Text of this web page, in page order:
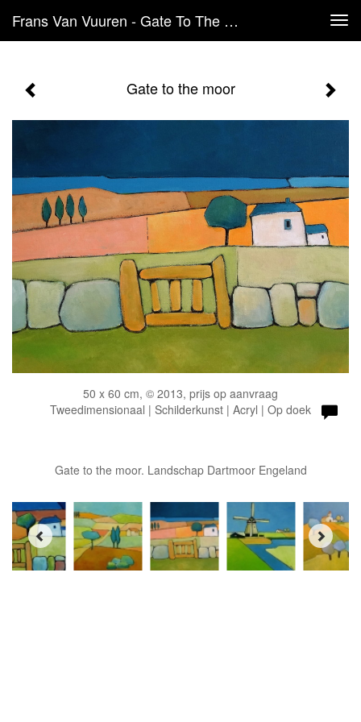
Frans Van Vuuren - Gate To The Moor
Gate to the moor
50 x 60 cm, © 2013, prijs op aanvraag
Tweedimensionaal | Schilderkunst | Acryl | Op doek
Gate to the moor. Landschap Dartmoor Engeland